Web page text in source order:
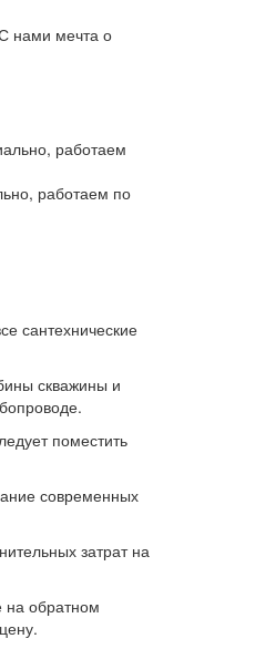
нами мечта о
работаем по
сантехнические
скважины и
поместить
современных
затрат на
обратном